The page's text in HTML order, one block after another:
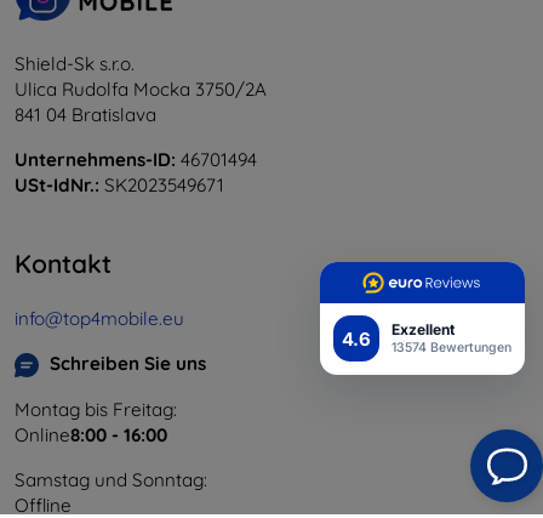
4.6 Exzellent
13574 Bewertungen
Shield-Sk s.r.o.
Ulica Rudolfa Mocka 3750/2A
841 04 Bratislava
Unternehmens-ID: 46701494
USt-IdNr.: SK2023549671
Kontakt
info@top4mobile.eu
Schreiben Sie uns
Montag bis Freitag:
Online8:00 - 16:00
Samstag und Sonntag:
Offline